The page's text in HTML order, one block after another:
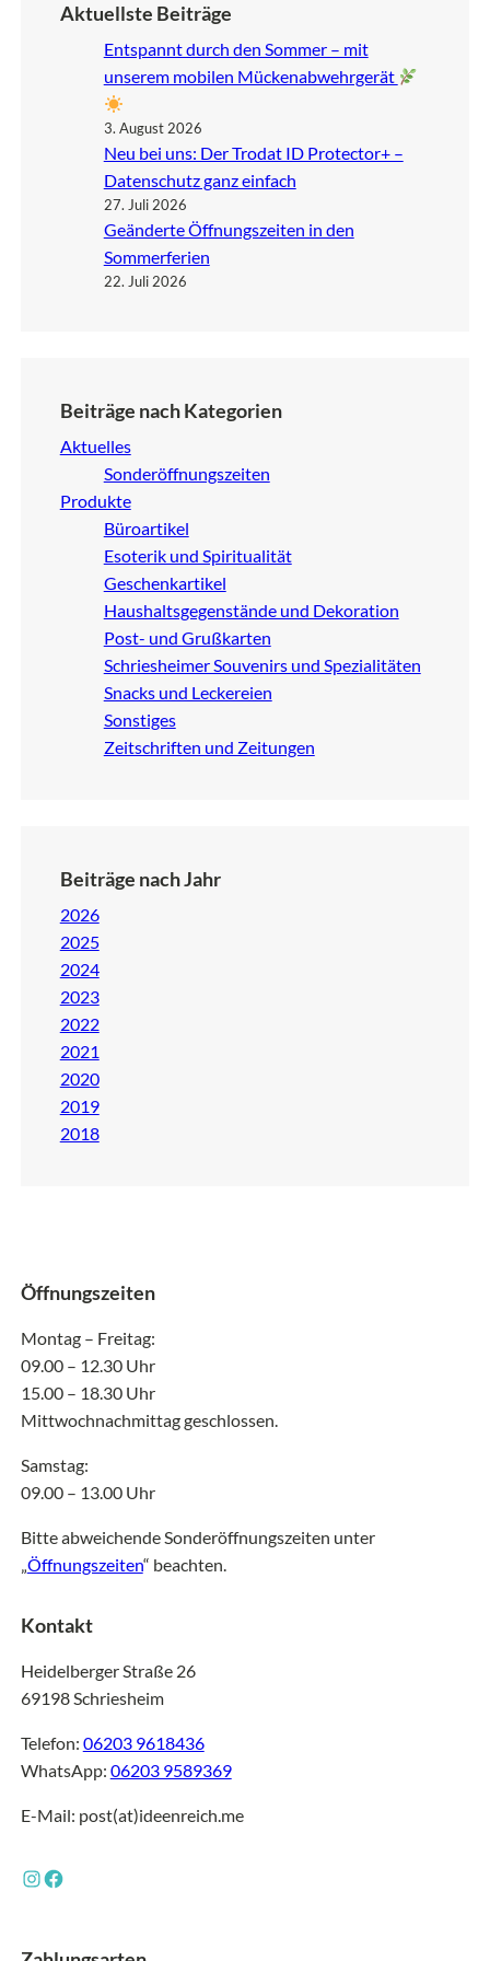
Aktuellste Beiträge
Entspannt durch den Sommer – mit
unserem mobilen Mückenabwehrgerät
3. August 2026
Neu bei uns: Der Trodat ID Protector+ –
Datenschutz ganz einfach
27. Juli 2026
Geänderte Öffnungszeiten in den
Sommerferien
22. Juli 2026
Beiträge nach Kategorien
Aktuelles
Sonderöffnungszeiten
Produkte
Büroartikel
Esoterik und Spiritualität
Geschenkartikel
Haushaltsgegenstände und Dekoration
Post- und Grußkarten
Schriesheimer Souvenirs und Spezialitäten
Snacks und Leckereien
Sonstiges
Zeitschriften und Zeitungen
Beiträge nach Jahr
2026
2025
2024
2023
2022
2021
2020
2019
2018
Öffnungszeiten
Montag – Freitag:
09.00 – 12.30 Uhr
15.00 – 18.30 Uhr
Mittwochnachmittag geschlossen.
Samstag:
09.00 – 13.00 Uhr
Bitte abweichende Sonderöffnungszeiten unter
„Öffnungszeiten“ beachten.
Kontakt
Heidelberger Straße 26
69198 Schriesheim
Telefon: 06203 9618436
WhatsApp: 06203 9589369
E-Mail: post(at)ideenreich.me
InstagramFacebook